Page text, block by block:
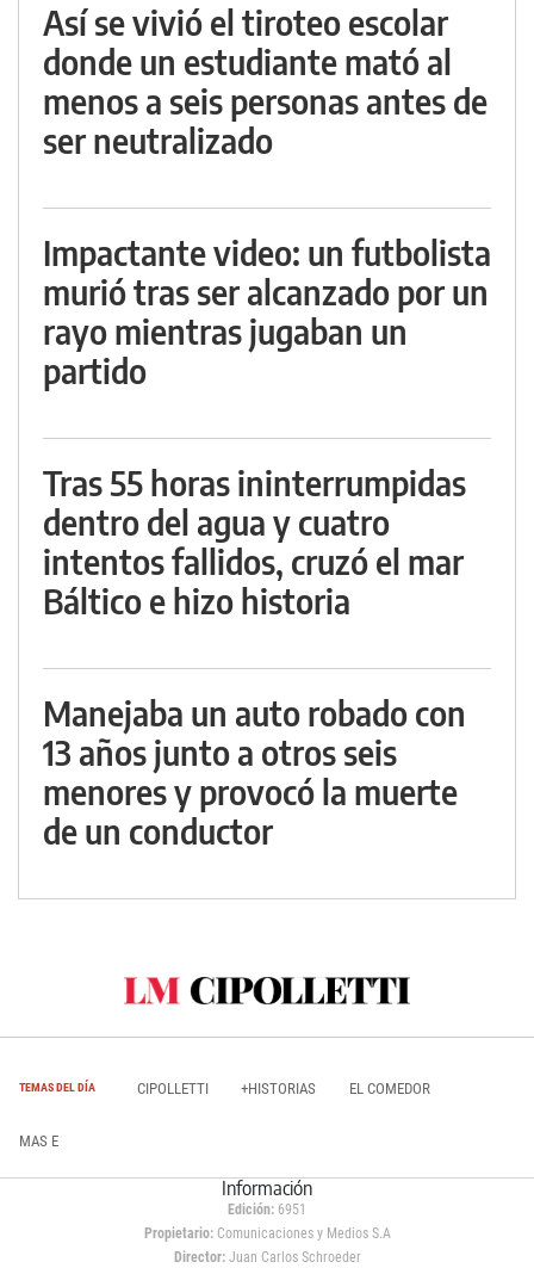
Así se vivió el tiroteo escolar
donde un estudiante mató al
menos a seis personas antes de
ser neutralizado
Impactante video: un futbolista
murió tras ser alcanzado por un
rayo mientras jugaban un
partido
Tras 55 horas ininterrumpidas
dentro del agua y cuatro
intentos fallidos, cruzó el mar
Báltico e hizo historia
Manejaba un auto robado con
13 años junto a otros seis
menores y provocó la muerte
de un conductor
TEMAS DEL DÍA CIPOLLETTI +HISTORIAS EL COMEDOR
MAS E
Información
Edición: 6951
Propietario:Comunicaciones y Medios S.A
Director: Juan Carlos Schroeder